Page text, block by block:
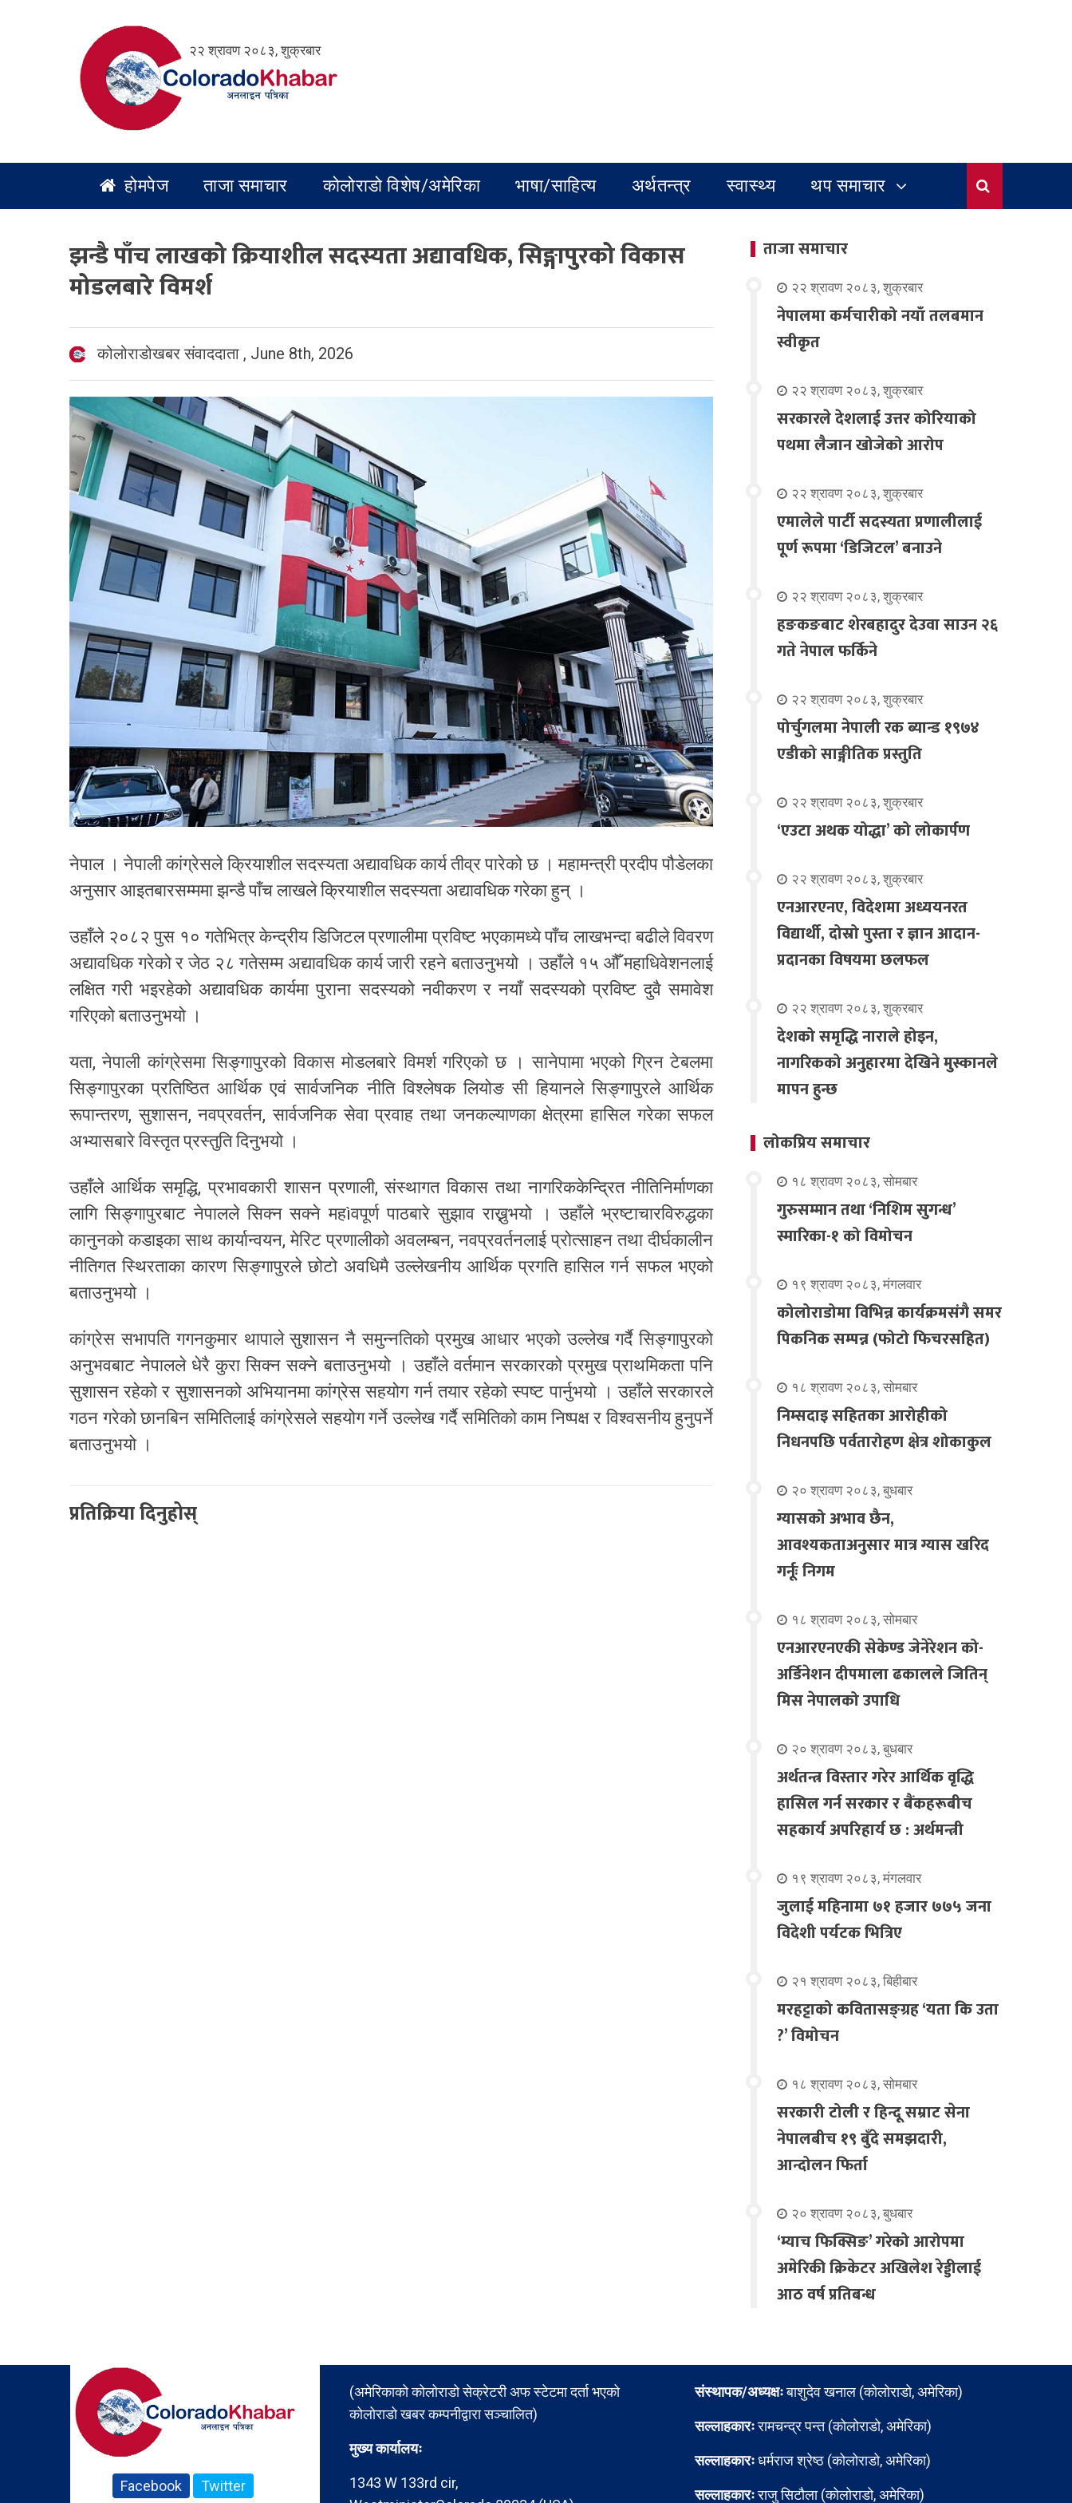
२२ श्रावण २०८३, शुक्रबार
होमपेज ताजा समाचार कोलोराडो विशेष/अमेरिका भाषा/साहित्य अर्थतन्त्र स्वास्थ्य थप समाचार
झन्डै पाँच लाखको क्रियाशील सदस्यता अद्यावधिक, सिङ्गापुरको विकास
मोडलबारे विमर्श
कोलोराडोखबर संवाददाता , June 8th, 2026
नेपाल । नेपाली कांग्रेसले क्रियाशील सदस्यता अद्यावधिक कार्य तीव्र पारेको छ । महामन्त्री प्रदीप पौडेलका
अनुसार आइतबारसम्ममा झन्डै पाँच लाखले क्रियाशील सदस्यता अद्यावधिक गरेका हुन् ।
उहाँले २०८२ पुस १० गतेभित्र केन्द्रीय डिजिटल प्रणालीमा प्रविष्ट भएकामध्ये पाँच लाखभन्दा बढीले विवरण
अद्यावधिक गरेको र जेठ २८ गतेसम्म अद्यावधिक कार्य जारी रहने बताउनुभयो । उहाँले १५ औँ महाधिवेशनलाई
लक्षित गरी भइरहेको अद्यावधिक कार्यमा पुराना सदस्यको नवीकरण र नयाँ सदस्यको प्रविष्ट दुवै समावेश
गरिएको बताउनुभयो ।
यता, नेपाली कांग्रेसमा सिङ्गापुरको विकास मोडलबारे विमर्श गरिएको छ । सानेपामा भएको ग्रिन टेबलमा
सिङ्गापुरका प्रतिष्ठित आर्थिक एवं सार्वजनिक नीति विश्लेषक लियोङ सी हियानले सिङ्गापुरले आर्थिक
रूपान्तरण, सुशासन, नवप्रवर्तन, सार्वजनिक सेवा प्रवाह तथा जनकल्याणका क्षेत्रमा हासिल गरेका सफल
अभ्यासबारे विस्तृत प्रस्तुति दिनुभयो ।
उहाँले आर्थिक समृद्धि, प्रभावकारी शासन प्रणाली, संस्थागत विकास तथा नागरिककेन्द्रित नीतिनिर्माणका
लागि सिङ्गापुरबाट नेपालले सिक्न सक्ने महìवपूर्ण पाठबारे सुझाव राख्नुभयो । उहाँले भ्रष्टाचारविरुद्धका
कानुनको कडाइका साथ कार्यान्वयन, मेरिट प्रणालीको अवलम्बन, नवप्रवर्तनलाई प्रोत्साहन तथा दीर्घकालीन
नीतिगत स्थिरताका कारण सिङ्गापुरले छोटो अवधिमै उल्लेखनीय आर्थिक प्रगति हासिल गर्न सफल भएको
बताउनुभयो ।
कांग्रेस सभापति गगनकुमार थापाले सुशासन नै समुन्नतिको प्रमुख आधार भएको उल्लेख गर्दै सिङ्गापुरको
अनुभवबाट नेपालले धेरै कुरा सिक्न सक्ने बताउनुभयो । उहाँले वर्तमान सरकारको प्रमुख प्राथमिकता पनि
सुशासन रहेको र सुशासनको अभियानमा कांग्रेस सहयोग गर्न तयार रहेको स्पष्ट पार्नुभयो । उहाँले सरकारले
गठन गरेको छानबिन समितिलाई कांग्रेसले सहयोग गर्ने उल्लेख गर्दै समितिको काम निष्पक्ष र विश्वसनीय हुनुपर्ने
बताउनुभयो ।
प्रतिक्रिया दिनुहोस्
ताजा समाचार
२२ श्रावण २०८३, शुक्रबार
नेपालमा कर्मचारीको नयाँ तलबमान
स्वीकृत
२२ श्रावण २०८३, शुक्रबार
सरकारले देशलाई उत्तर कोरियाको
पथमा लैजान खोजेको आरोप
२२ श्रावण २०८३, शुक्रबार
एमालेले पार्टी सदस्यता प्रणालीलाई
पूर्ण रूपमा ‘डिजिटल’ बनाउने
२२ श्रावण २०८३, शुक्रबार
हङकङबाट शेरबहादुर देउवा साउन २६
गते नेपाल फर्किने
२२ श्रावण २०८३, शुक्रबार
पोर्चुगलमा नेपाली रक ब्यान्ड १९७४
एडीको साङ्गीतिक प्रस्तुति
२२ श्रावण २०८३, शुक्रबार
‘एउटा अथक योद्धा’ को लोकार्पण
२२ श्रावण २०८३, शुक्रबार
एनआरएनए, विदेशमा अध्ययनरत
विद्यार्थी, दोस्रो पुस्ता र ज्ञान आदान-
प्रदानका विषयमा छलफल
२२ श्रावण २०८३, शुक्रबार
देशको समृद्धि नाराले होइन,
नागरिकको अनुहारमा देखिने मुस्कानले
मापन हुन्छ
लोकप्रिय समाचार
१८ श्रावण २०८३, सोमबार
गुरुसम्मान तथा ‘निशिम सुगन्ध’
स्मारिका-१ को विमोचन
१९ श्रावण २०८३, मंगलवार
कोलोराडोमा विभिन्न कार्यक्रमसंगै समर
पिकनिक सम्पन्न (फोटो फिचरसहित)
१८ श्रावण २०८३, सोमबार
निम्सदाइ सहितका आरोहीको
निधनपछि पर्वतारोहण क्षेत्र शोकाकुल
२० श्रावण २०८३, बुधबार
ग्यासको अभाव छैन,
आवश्यकताअनुसार मात्र ग्यास खरिद
गर्नूः निगम
१८ श्रावण २०८३, सोमबार
एनआरएनएकी सेकेण्ड जेनेरेशन को-
अर्डिनेशन दीपमाला ढकालले जितिन्
मिस नेपालको उपाधि
२० श्रावण २०८३, बुधबार
अर्थतन्त्र विस्तार गरेर आर्थिक वृद्धि
हासिल गर्न सरकार र बैंकहरूबीच
सहकार्य अपरिहार्य छ : अर्थमन्त्री
१९ श्रावण २०८३, मंगलवार
जुलाई महिनामा ७१ हजार ७७५ जना
विदेशी पर्यटक भित्रिए
२१ श्रावण २०८३, बिहीबार
मरहट्टाको कवितासङ्ग्रह ‘यता कि उता
?’ विमोचन
१८ श्रावण २०८३, सोमबार
सरकारी टोली र हिन्दू सम्राट सेना
नेपालबीच १९ बुँदे समझदारी,
आन्दोलन फिर्ता
२० श्रावण २०८३, बुधबार
‘म्याच फिक्सिङ’ गरेको आरोपमा
अमेरिकी क्रिकेटर अखिलेश रेड्डीलाई
आठ वर्ष प्रतिबन्ध
Facebook Twitter
(अमेरिकाको कोलोराडो सेक्रेटरी अफ स्टेटमा दर्ता भएको
कोलोराडो खबर कम्पनीद्वारा सञ्चालित)
मुख्य कार्यालयः
1343 W 133rd cir,
संस्थापक/अध्यक्षःबाशुदेव खनाल (कोलोराडो, अमेरिका)
सल्लाहकारःरामचन्द्र पन्त (कोलोराडो, अमेरिका)
सल्लाहकारःधर्मराज श्रेष्ठ (कोलोराडो, अमेरिका)
सल्लाहकारःराजु सिटौला (कोलोराडो, अमेरिका)